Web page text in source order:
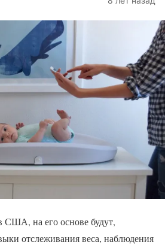
США, на его основе будут,
отслеживания веса, наблюдения